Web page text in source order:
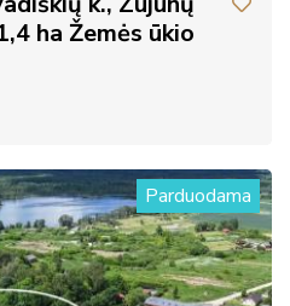
ha Žemės ūkio
Parduodama